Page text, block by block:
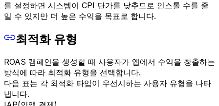
를 설정하면 시스템이 CPI 단가를 낮추므로 인스톨 수를 줄
일 수 있지만 더 높은 수익을 목표로 합니다.
최적화 유형
ROAS 캠페인을 생성할 때 사용자가 앱에서 수익을 창출하는
방식에 따라 최적화 유형을 선택합니다.
다음 표는 각 최적화 타입이 우선시하는 사용자 유형을 나타
냅니다.